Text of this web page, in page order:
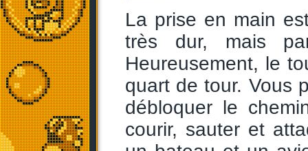
La prise en main
très dur, mais
Heureusement, le
quart de tour. Vous
débloquer le
courir, sauter et